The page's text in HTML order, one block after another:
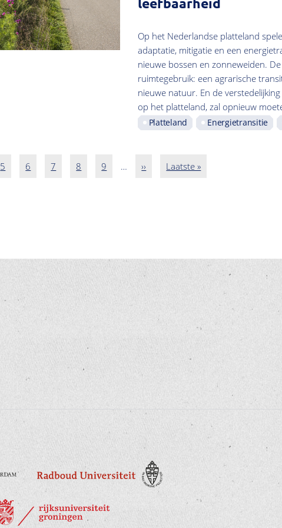
Op het Nederlandse platteland
adaptatie, mitigatie en een
nieuwe bossen en zonneweiden.
ruimtegebruik: een agrarische
nieuwe natuur. En de
op het platteland, zal opnieuw
Platteland Energietransitie
Pagina
5 Pagina
6 Pagina
7 Pagina
8 Pagina
9 …
Volgende
››
Laatste
Laatste »